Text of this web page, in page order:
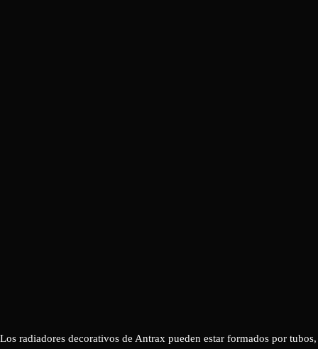
Los radiadores decorativos de Antrax pueden estar formados por tubos,